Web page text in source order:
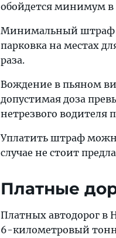
обойдется минимум в
Минимальный штраф
парковка на местах
раза.
Вождение в пьяном
допустимая доза
нетрезвого
Уплатить штраф
случае не стоит
Платные
Платных автодорог в
6-километровый